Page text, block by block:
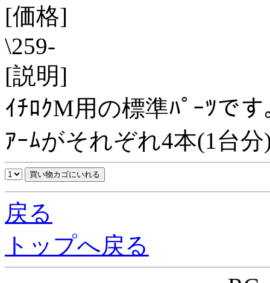
[価格]
\259-
[説明]
ｲﾁﾛｸM用の標準ﾊﾟｰﾂで
ｱｰﾑがそれぞれ4本(1台
戻る
トップへ戻る